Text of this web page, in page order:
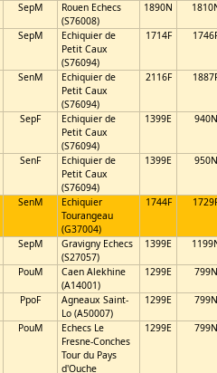
SepM
Rouen Echecs
(S76008)
1890N
SepM
Echiquier de
Petit Caux
(S76094)
1714F
SenM
Echiquier de
Petit Caux
(S76094)
2116F
SepF
Echiquier de
Petit Caux
(S76094)
1399E 940N
SenF
Echiquier de
Petit Caux
(S76094)
1399E 950N
SenM
Echiquier
Tourangeau
(G37004)
1744F
SepM
Gravigny Echecs
(S27057)
1399E
PouM
Caen Alekhine
(A14001)
1299E 799N
PpoF
Agneaux Saint-
Lo (A50007)
1299E 799N
PouM
Echecs Le
Fresne-Conches
Tour du Pays
d'Ouche
1299E 799N